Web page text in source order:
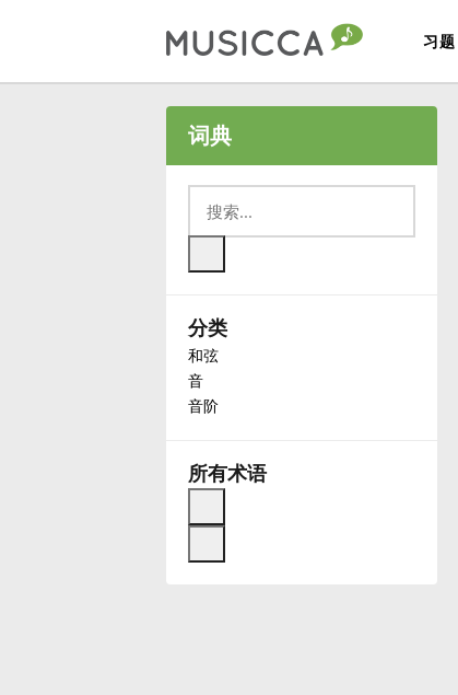
习题
Български
Deutsch
Español
Français
词典
分类
和弦
音
音阶
所有术语